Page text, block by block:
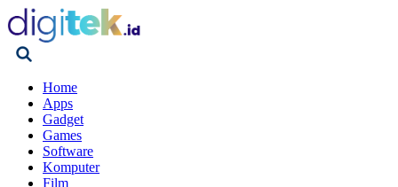
Home
Apps
Gadget
Games
Software
Komputer
Film